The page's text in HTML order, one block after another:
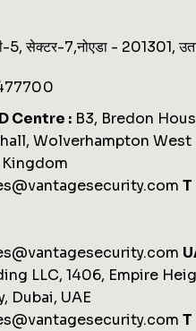
5, सेक्टर-7,नोएडा - 201301,
Centre : B3, Bredon
Wolverhampton
T
LLC, 1406, Empire
Dubai, UAE
T